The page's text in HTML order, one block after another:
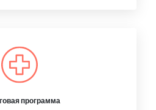
программа